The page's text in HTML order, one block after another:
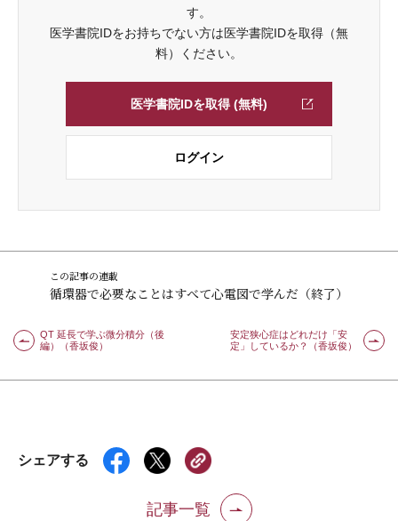
す。
医学書院IDをお持ちでない方は医学書院IDを取得（無
料）ください。
医学書院IDを取得 (無料)
ログイン
この記事の連載
循環器で必要なことはすべて心電図で学んだ（終了）
QT 延長で学ぶ微分積分（後
編）（香坂俊）
安定狭心症はどれだけ「安
定」しているか？（香坂俊）
シェアする
記事一覧